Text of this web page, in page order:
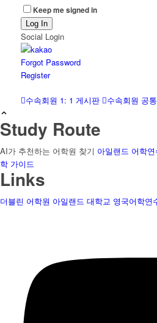
Keep me signed in
Log In
Social Login
Forgot Password
Register
수속회원 1: 1 게시판 수속회원 공
Study Route
AI가 추천하는 어학원 찾기 아일랜드 어학연
학 가이드
Links
더블린 어학원 아일랜드 대학교 영국어학연